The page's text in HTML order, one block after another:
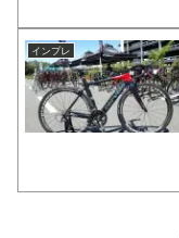
インプレ